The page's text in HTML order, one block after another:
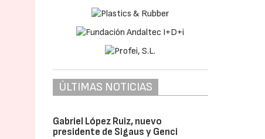
ÚLTIMAS NOTICIAS
Gabriel López Ruiz, nuevo
presidente de Sigaus y Genci